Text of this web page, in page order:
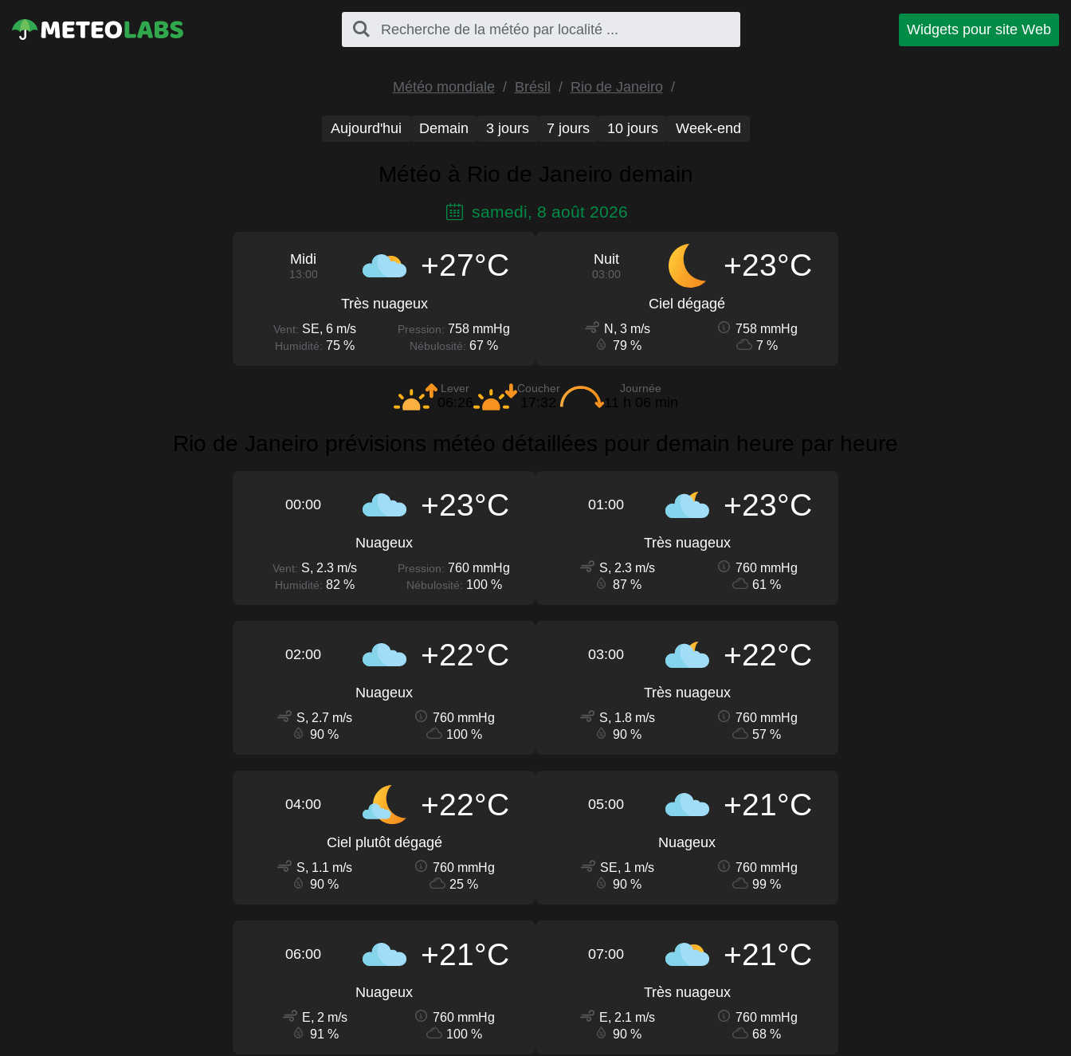
Widgets pour site Web
Météo mondiale Brésil Rio de Janeiro
Aujourd'hui Demain 3 jours 7 jours 10 jours Week-end
Météo à Rio de Janeiro demain
samedi, 8 août 2026
Midi
13:00 +27°C
Très nuageux
Vent: SE, 6 m/s Pression: 758 mmHg
Humidité: 75 % Nébulosité: 67 %
Nuit
03:00 +23°C
Ciel dégagé
N, 3 m/s
758 mmHg
79 %
7 %
Lever
06:26
Coucher
17:32
Journée
11 h 06 min
Rio de Janeiro prévisions météo détaillées pour demain heure par heure
00:00 +23°C
Nuageux
Vent: S, 2.3 m/s Pression: 760 mmHg
Humidité: 82 % Nébulosité: 100 %
01:00 +23°C
Très nuageux
S, 2.3 m/s
760 mmHg
87 %
61 %
02:00 +22°C
Nuageux
S, 2.7 m/s
760 mmHg
90 %
100 %
03:00 +22°C
Très nuageux
S, 1.8 m/s
760 mmHg
90 %
57 %
04:00 +22°C
Ciel plutôt dégagé
S, 1.1 m/s
760 mmHg
90 %
25 %
05:00 +21°C
Nuageux
SE, 1 m/s
760 mmHg
90 %
99 %
06:00 +21°C
Nuageux
E, 2 m/s
760 mmHg
91 %
100 %
07:00 +21°C
Très nuageux
E, 2.1 m/s
760 mmHg
90 %
68 %